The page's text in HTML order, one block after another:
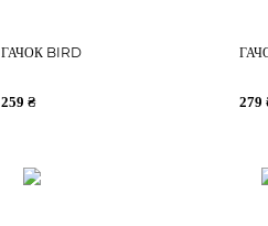
ГАЧОК BIRD
259 ₴ 279